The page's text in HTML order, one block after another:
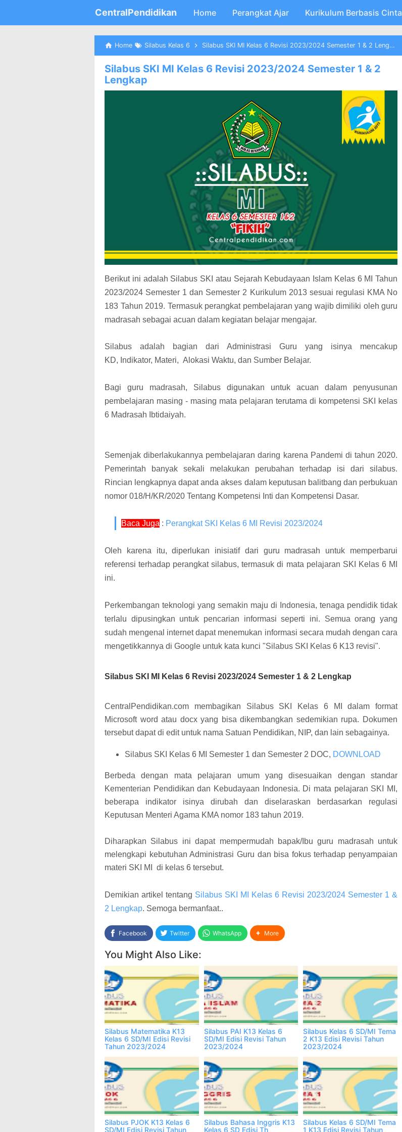
Skip to main content
CentralPendidikan Home Perangkat Ajar Kurikulum Berbasis Cinta
Home Silabus Kelas 6 Silabus SKI MI Kelas 6 Revisi 2023/2024 Semester 1 & 2 Lengkap
Silabus SKI MI Kelas 6 Revisi 2023/2024 Semester 1 & 2
Lengkap
Berikut ini adalah Silabus SKI atau Sejarah Kebudayaan Islam Kelas 6 MI Tahun
2023/2024 Semester 1 dan Semester 2 Kurikulum 2013 sesuai regulasi KMA No
183 Tahun 2019. Termasuk perangkat pembelajaran yang wajib dimiliki oleh guru
madrasah sebagai acuan dalam kegiatan belajar mengajar.
Silabus adalah bagian dari Administrasi Guru yang isinya mencakup
KD, Indikator, Materi, Alokasi Waktu, dan Sumber Belajar.
Bagi guru madrasah, Silabus digunakan untuk acuan dalam penyusunan
pembelajaran masing - masing mata pelajaran terutama di kompetensi SKI kelas
6 Madrasah Ibtidaiyah.
Semenjak diberlakukannya pembelajaran daring karena Pandemi di tahun 2020.
Pemerintah banyak sekali melakukan perubahan terhadap isi dari silabus.
Rincian lengkapnya dapat anda akses dalam keputusan balitbang dan perbukuan
nomor 018/H/KR/2020 Tentang Kompetensi Inti dan Kompetensi Dasar.
Baca Juga : Perangkat SKI Kelas 6 MI Revisi 2023/2024
Oleh karena itu, diperlukan inisiatif dari guru madrasah untuk memperbarui
referensi terhadap perangkat silabus, termasuk di mata pelajaran SKI Kelas 6 MI
ini.
Perkembangan teknologi yang semakin maju di Indonesia, tenaga pendidik tidak
terlalu dipusingkan untuk pencarian informasi seperti ini. Semua orang yang
sudah mengenal internet dapat menemukan informasi secara mudah dengan cara
mengetikkannya di Google untuk kata kunci "Silabus SKI Kelas 6 K13 revisi".
Silabus SKI MI Kelas 6 Revisi 2023/2024 Semester 1 & 2 Lengkap
CentralPendidikan.com membagikan Silabus SKI Kelas 6 MI dalam format
Microsoft word atau docx yang bisa dikembangkan sedemikian rupa. Dokumen
tersebut dapat di edit untuk nama Satuan Pendidikan, NIP, dan lain sebagainya.
Silabus SKI Kelas 6 MI Semester 1 dan Semester 2 DOC, DOWNLOAD
Berbeda dengan mata pelajaran umum yang disesuaikan dengan standar
Kementerian Pendidikan dan Kebudayaan Indonesia. Di mata pelajaran SKI MI,
beberapa indikator isinya dirubah dan diselaraskan berdasarkan regulasi
Keputusan Menteri Agama KMA nomor 183 tahun 2019.
Diharapkan Silabus ini dapat mempermudah bapak/Ibu guru madrasah untuk
melengkapi kebutuhan Administrasi Guru dan bisa fokus terhadap penyampaian
materi SKI MI di kelas 6 tersebut.
Demikian artikel tentang Silabus SKI MI Kelas 6 Revisi 2023/2024 Semester 1 &
2 Lengkap. Semoga bermanfaat..
Facebook Twitter WhatsApp More
You Might Also Like:
Silabus Matematika K13
Kelas 6 SD/MI Edisi Revisi
Tahun 2023/2024
Silabus PAI K13 Kelas 6
SD/MI Edisi Revisi Tahun
2023/2024
Silabus Kelas 6 SD/MI Tema
2 K13 Edisi Revisi Tahun
2023/2024
Silabus PJOK K13 Kelas 6
SD/MI Edisi Revisi Tahun
Silabus Bahasa Inggris K13
Kelas 6 SD Edisi Th
Silabus Kelas 6 SD/MI Tema
1 K13 Edisi Revisi Tahun